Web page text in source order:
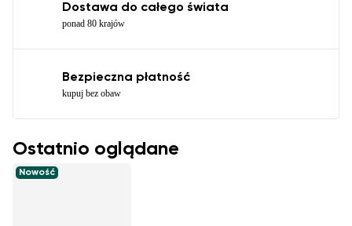
Dostawa do całego świata
ponad 80 krajów
Bezpieczna płatność
kupuj bez obaw
Ostatnio oglądane
Nowość